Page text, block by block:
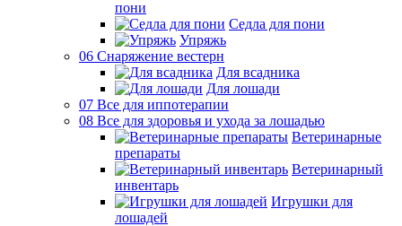
пони
Седла для пони
Упряжь
06 Снаряжение вестерн
Для всадника
Для лошади
07 Все для иппотерапии
08 Все для здоровья и ухода за лошадью
Ветеринарные
препараты
Ветеринарный
инвентарь
Игрушки для
лошадей